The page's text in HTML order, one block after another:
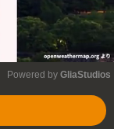
Powered by GliaStudios